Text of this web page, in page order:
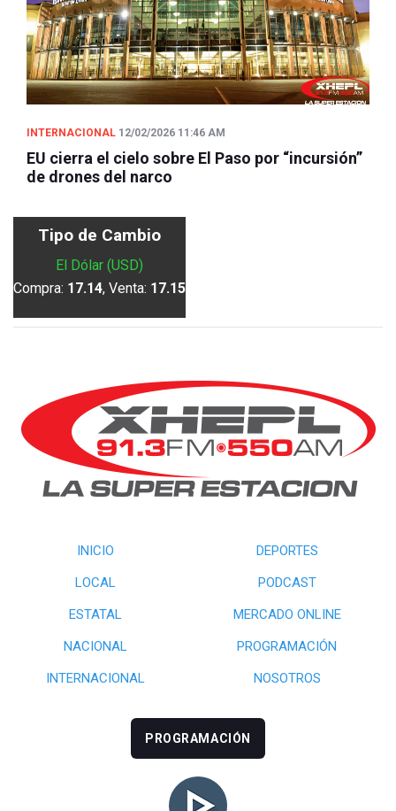
INTERNACIONAL 12/02/2026 11:46 AM
EU cierra el cielo sobre El Paso por “incursión”
de drones del narco
Tipo de Cambio
El Dólar (USD)
Compra: 17.14, Venta: 17.15
INICIO
DEPORTES
LOCAL
PODCAST
ESTATAL
MERCADO ONLINE
NACIONAL
PROGRAMACIÓN
INTERNACIONAL
NOSOTROS
PROGRAMACIÓN